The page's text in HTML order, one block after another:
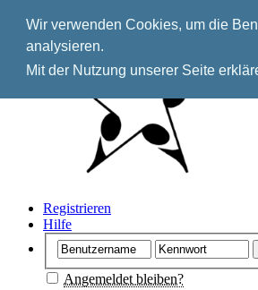
Wir verwenden Cookies, um die
analysieren.
Mit der Nutzung unserer Seite
Registrieren
Hilfe
Angemeldet bleiben?